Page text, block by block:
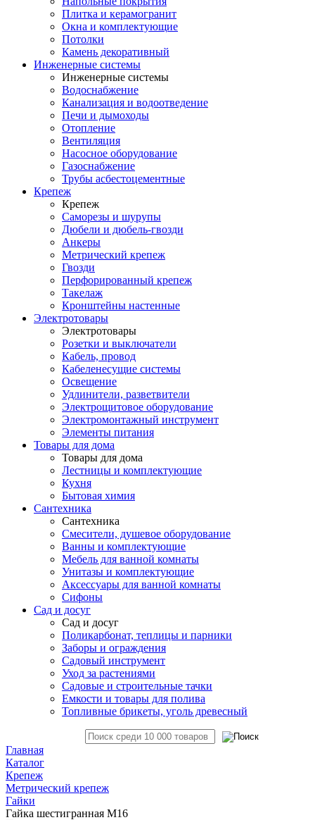
Плитка и керамогранит
Окна и комплектующие
Потолки
Камень декоративный
Инженерные системы
Инженерные системы
Водоснабжение
Канализация и водоотведение
Печи и дымоходы
Отопление
Вентиляция
Насосное оборудование
Газоснабжение
Трубы асбестоцементные
Крепеж
Крепеж
Саморезы и шурупы
Дюбели и дюбель-гвозди
Анкеры
Метрический крепеж
Гвозди
Перфорированный крепеж
Такелаж
Кронштейны настенные
Электротовары
Электротовары
Розетки и выключатели
Кабель, провод
Кабеленесущие системы
Освещение
Удлинители, разветвители
Электрощитовое оборудование
Электромонтажный инструмент
Элементы питания
Товары для дома
Товары для дома
Лестницы и комплектующие
Кухня
Бытовая химия
Сантехника
Сантехника
Смесители, душевое оборудование
Ванны и комплектующие
Мебель для ванной комнаты
Унитазы и комплектующие
Аксессуары для ванной комнаты
Сифоны
Сад и досуг
Сад и досуг
Поликарбонат, теплицы и парники
Заборы и ограждения
Садовый инструмент
Уход за растениями
Садовые и строительные тачки
Емкости и товары для полива
Топливные брикеты, уголь древесный
Главная
Каталог
Крепеж
Метрический крепеж
Гайки
Гайка шестигранная М16